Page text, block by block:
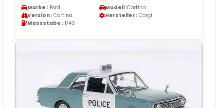
Marke : Ford Modell :Cortina
Version : Cortina Hersteller : Corgi
Massstabe : 1/43